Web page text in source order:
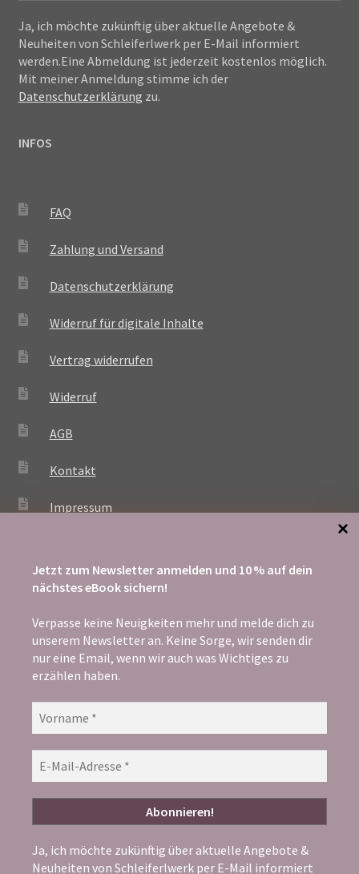
Jetzt zum Newsletter anmelden und 10 % auf dein
nächstes eBook sichern!
Verpasse keine Neuigkeiten mehr und melde dich zu
unserem Newsletter an. Keine Sorge, wir senden dir
nur eine Email, wenn wir auch was Wichtiges zu
erzählen haben.
Ja, ich möchte zukünftig über aktuelle Angebote &
Neuheiten von Schleiferlwerk per E-Mail informiert
Ja, ich möchte zukünftig über aktuelle Angebote &
Neuheiten von Schleiferlwerk per E-Mail informiert
werden.Eine Abmeldung ist jederzeit kostenlos möglich.
Mit meiner Anmeldung stimme ich der
Datenschutzerklärung zu.
INFOS
FAQ
Zahlung und Versand
Datenschutzerklärung
Widerruf für digitale Inhalte
Vertrag widerrufen
Widerruf
AGB
Kontakt
Impressum
ZAHLUNG
© Schleiferlwerk 2026